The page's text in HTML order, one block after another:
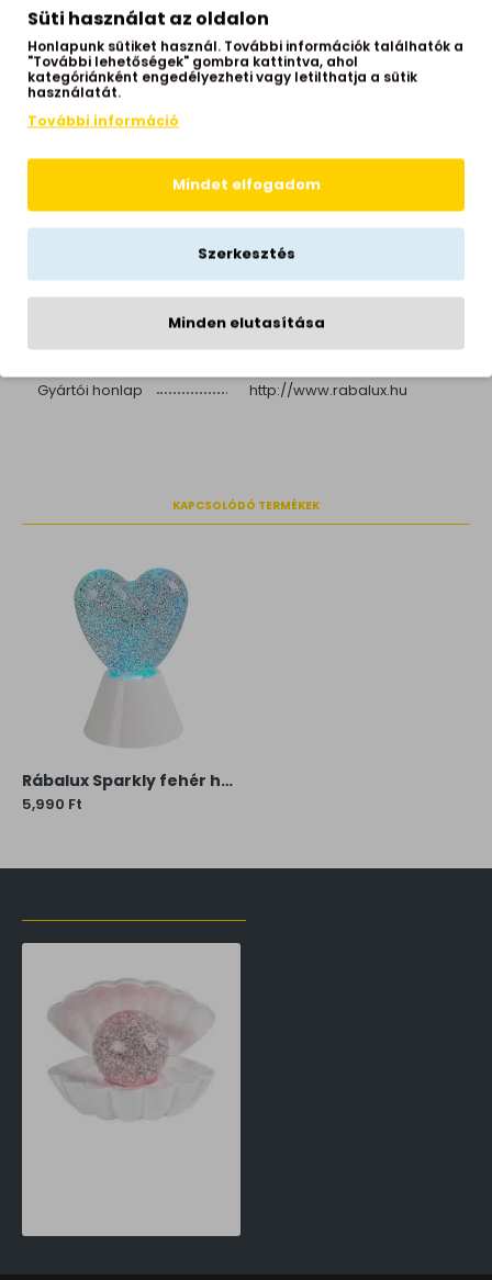
Fényforrást tartalmaz
igen
IP védettség
IP20
Izzók száma
design
igen
Hálózati feszültség
DC 5 Volt
Garancia
2 év
Gyártói honlap
http://www.rabalux.hu
KAPCSOLÓDÓ TERMÉKEK
Rábalux Sparkly fehér hordozható LED asztali lámpa (RAB-76040) LED 1 izzós IP20
5,990 Ft
Süti használat az oldalon
Honlapunk sütiket használ. További információk találhatók a
"További lehetőségek" gombra kattintva, ahol
kategóriánként engedélyezheti vagy letilthatja a sütik
használatát.
További információ
Mindet elfogadom
Szerkesztés
Minden elutasítása